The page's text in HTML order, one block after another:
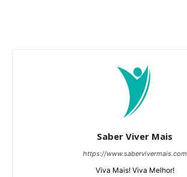
Saber Viver Mais
https://www.sabervivermais.com
Viva Mais! Viva Melhor!